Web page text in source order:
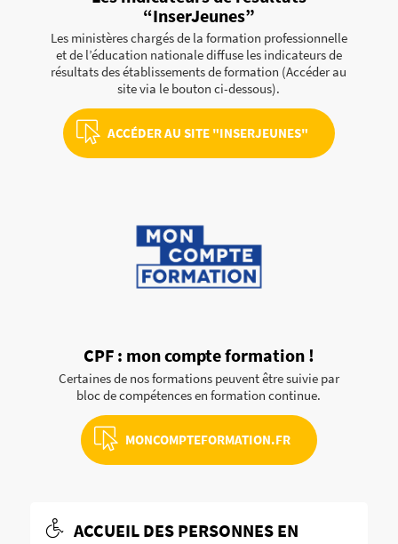
“InserJeunes”
Les ministères chargés de la formation professionnelle
et de l’éducation nationale diffuse les indicateurs de
résultats des établissements de formation (Accéder au
site via le bouton ci-dessous).
ACCÉDER AU SITE "INSERJEUNES"
CPF : mon compte formation !
Certaines de nos formations peuvent être suivie par
bloc de compétences en formation continue.
MONCOMPTEFORMATION.FR
ACCUEIL DES PERSONNES EN